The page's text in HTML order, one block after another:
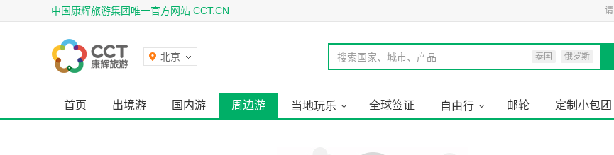
中国康辉旅游集团唯一官方网站 CCT.CN 请
北京 搜索国家、城市、产品 泰国 俄罗斯
首页 出境游 国内游 周边游 当地玩乐 全球签证 自由行 邮轮 定制小包团